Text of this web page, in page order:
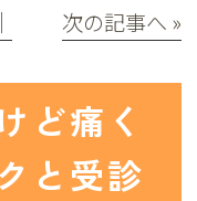
次の記事へ »
ど痛く
と受診